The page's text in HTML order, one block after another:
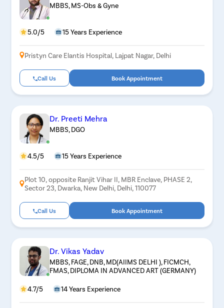
MBBS, MS-Obs & Gyne
5.0/5 15 Years Experience
Pristyn Care Elantis Hospital, Lajpat Nagar, Delhi
Call Us Book Appointment
Dr. Preeti Mehra
MBBS, DGO
4.5/5 15 Years Experience
Plot 10, opposite Ranjit Vihar II, MBR Enclave, PHASE 2,
Sector 23, Dwarka, New Delhi, Delhi, 110077
Call Us Book Appointment
Dr. Vikas Yadav
MBBS, FAGE, DNB, MD(AIIMS DELHI ), FICMCH,
FMAS, DIPLOMA IN ADVANCED ART (GERMANY)
4.7/5 14 Years Experience